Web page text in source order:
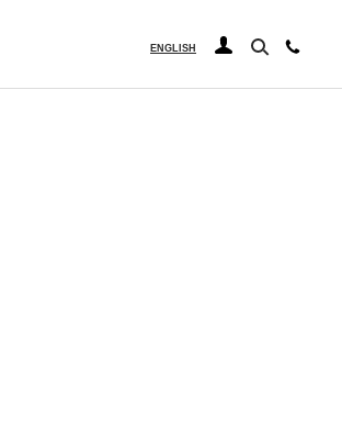
ENGLISH